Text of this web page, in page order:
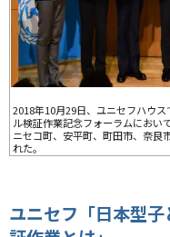
2018年10月29日、ユニセフハウ
ル検証作業記念フォーラムにおい
ニセコ町、安平町、町田市、奈良
れた。
ユニセフ「日本型